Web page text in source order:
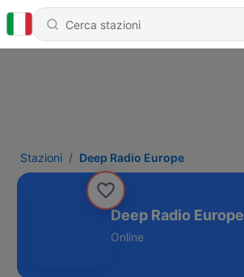
Stazioni Deep Radio Europe
Deep Radio Europe
Online